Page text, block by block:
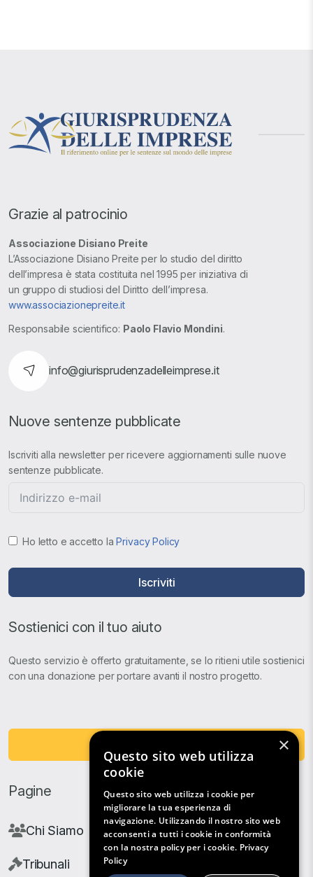
Grazie al patrocinio
Associazione Disiano Preite
L’Associazione Disiano Preite per lo studio del diritto
dell’impresa è stata costituita nel 1995 per iniziativa di
un gruppo di studiosi del Diritto dell’impresa.
www.associazionepreite.it
Responsabile scientifico: Paolo Flavio Mondini.
info@giurisprudenzadelleimprese.it
Nuove sentenze pubblicate
Iscriviti alla newsletter per ricevere aggiornamenti sulle nuove
sentenze pubblicate.
Ho letto e accetto laPrivacy Policy
Iscriviti
Sostienici con il tuo aiuto
Questo servizio è offerto gratuitamente, se lo ritieni utile sostienici
con una donazione per portare avanti il nostro progetto.
Pagine
Chi Siamo
Tribunali
×
Questo sito web utilizza
cookie
Questo sito web utilizza i cookie per
migliorare la tua esperienza di
navigazione. Utilizzando il nostro sito web
acconsenti a tutti i cookie in conformità
con la nostra policy per i cookie. Privacy
Policy